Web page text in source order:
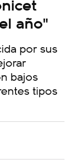
año"
por sus
bajos
tipos